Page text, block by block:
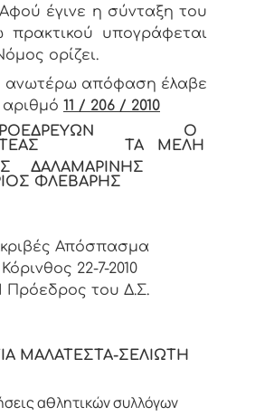
η σύνταξη του
πρακτικού υπογράφεται
ορίζει.
απόφαση έλαβε
11 / 206 / 2010
Ο
ΤΑ ΜΕΛΗ
ΔΑΛΑΜΑΡΙΝΗΣ
ΦΛΕΒΑΡΗΣ
Απόσπασμα
Κόρινθος 22-7-2010
Πρόεδρος του Δ.Σ.
ΜΑΛΑΤΕΣΤΑ-ΣΕΛΙΩΤΗ
αθλητικών συλλόγων